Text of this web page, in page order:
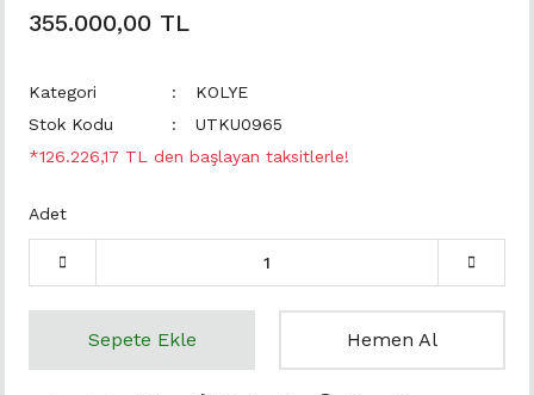
355.000,00 TL
Kategori
KOLYE
Stok Kodu
UTKU0965
*126.226,17 TL den başlayan taksitlerle!
Adet
Sepete Ekle Hemen Al